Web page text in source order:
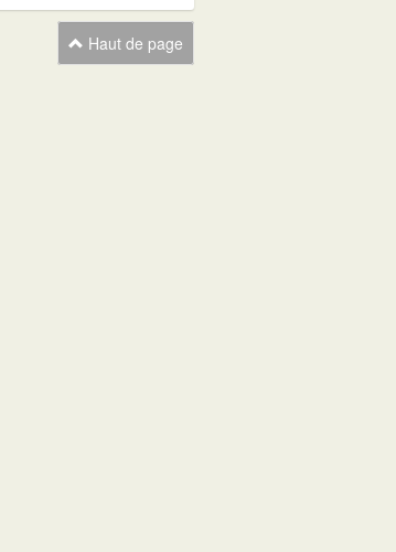
Haut de page